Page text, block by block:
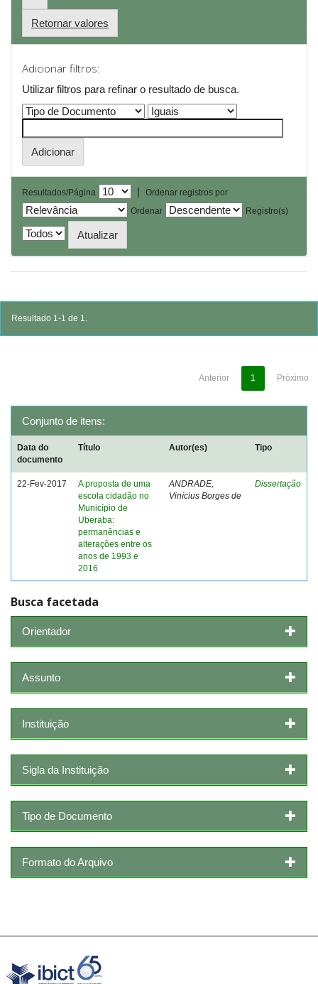
Retornar valores
Adicionar filtros:
Utilizar filtros para refinar o resultado de busca.
Resultados/Página |
Ordenar registros por
Ordenar
Registro(s)
Resultado 1-1 de 1.
Anterior 1 Próximo
Conjunto de itens:
Data do
documento
Título Autor(es) Tipo
22-Fev-2017
A proposta de uma
escola cidadão no
Município de
Uberaba:
permanências e
alterações entre os
anos de 1993 e
2016
ANDRADE,
Vinícius Borges de
Dissertação
Busca facetada
Orientador
Assunto
Instituição
Sigla da Instituição
Tipo de Documento
Formato do Arquivo